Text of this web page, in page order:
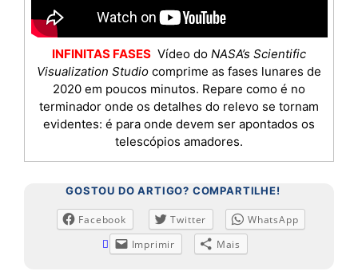
INFINITAS FASES Vídeo do NASA’s Scientific
Visualization Studio comprime as fases lunares de
2020 em poucos minutos. Repare como é no
terminador onde os detalhes do relevo se tornam
evidentes: é para onde devem ser apontados os
telescópios amadores.
GOSTOU DO ARTIGO? COMPARTILHE!
Facebook Twitter
WhatsApp
Imprimir
Mais